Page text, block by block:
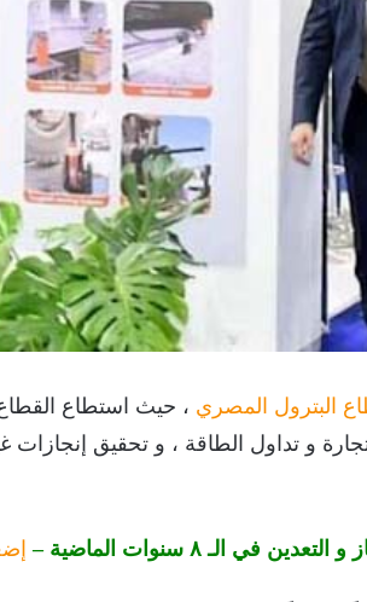
البترول المصري ، حيث استطاع
و تداول الطاقة ، و تحقيق إنجازات
٨ سنوات الماضية –